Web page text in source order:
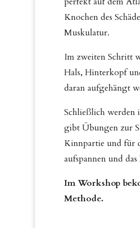
Knochen des
Muskulatur.
Im zweiten Schritt
Hals, Hinterkopf
daran aufgehängt
Schließlich werden
gibt Übungen zur
Kinnpartie und für
aufspannen und
Im Workshop
Methode.